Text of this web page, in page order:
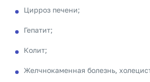
Цирроз печени;
Гепатит;
Колит;
Желчнокаменная болезнь,